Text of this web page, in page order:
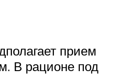
прием
В рационе под